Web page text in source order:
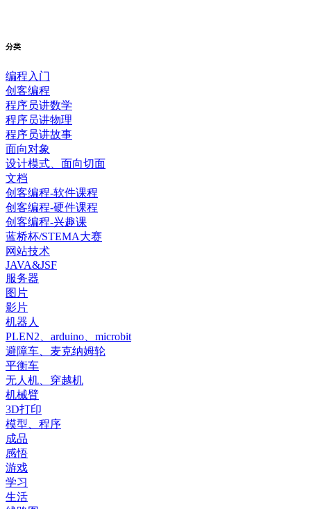
分类
编程入门
创客编程
程序员讲数学
程序员讲物理
程序员讲故事
面向对象
设计模式、面向切面
文档
创客编程-软件课程
创客编程-硬件课程
创客编程-兴趣课
蓝桥杯/STEMA大赛
网站技术
JAVA&JSF
服务器
图片
影片
机器人
PLEN2、arduino、microbit
避障车、麦克纳姆轮
平衡车
无人机、穿越机
机械臂
3D打印
模型、程序
成品
感悟
游戏
学习
生活